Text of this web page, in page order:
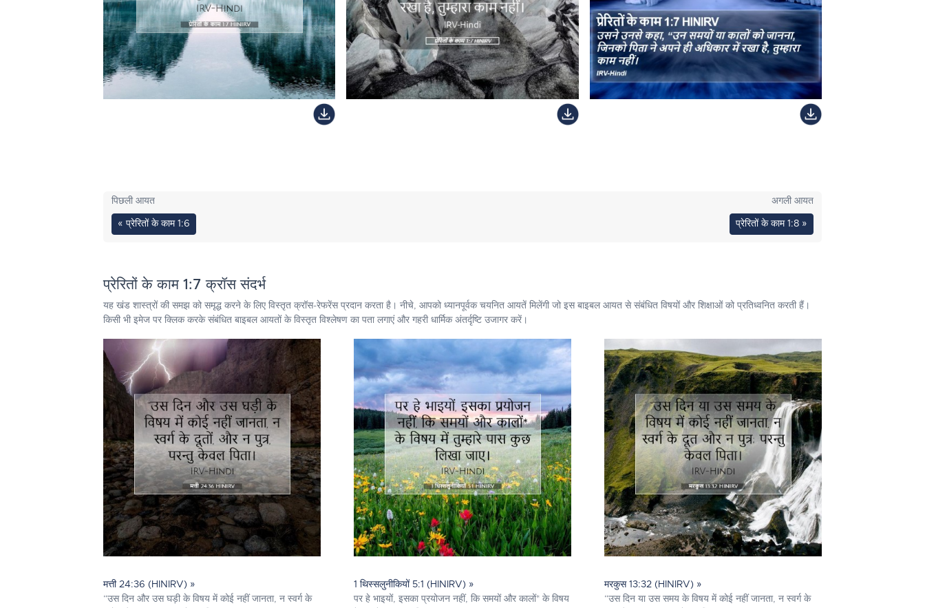
पिछली आयत
« प्रेरितों के काम 1:6
अगली आयत
प्रेरितों के काम 1:8 »
प्रेरितों के काम 1:7 क्रॉस संदर्भ
यह खंड शास्त्रों की समझ को समृद्ध करने के लिए विस्तृत क्रॉस-रेफरेंस प्रदान करता है। नीचे, आपको ध्यानपूर्वक चयनित आयतें मिलेंगी जो इस बाइबल आयत से संबंधित विषयों और शिक्षाओं को प्रतिध्वनित करती हैं।
किसी भी इमेज पर क्लिक करके संबंधित बाइबल आयतों के विस्तृत विश्लेषण का पता लगाएं और गहरी धार्मिक अंतर्दृष्टि उजागर करें।
मत्ती 24:36 (HINIRV) »
“उस दिन और उस घड़ी के विषय में कोई नहीं जानता, न स्वर्ग के
1 थिस्सलुनीकियों 5:1 (HINIRV) »
पर हे भाइयों, इसका प्रयोजन नहीं, कि समयों और कालों* के विषय
मरकुस 13:32 (HINIRV) »
“उस दिन या उस समय के विषय में कोई नहीं जानता, न स्वर्ग के